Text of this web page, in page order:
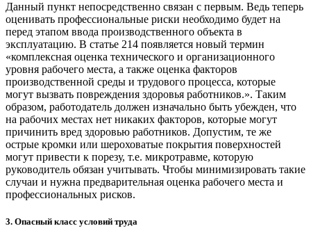
Данный пункт непосредственно связан с первым. Ведь теперь
оценивать профессиональные риски необходимо будет на
перед этапом ввода производственного объекта в
эксплуатацию. В статье 214 появляется новый термин
«комплексная оценка технического и организационного
уровня рабочего места, а также оценка факторов
производственной среды и трудового процесса, которые
могут вызвать повреждения здоровья работников.». Таким
образом, работодатель должен изначально быть убежден, что
на рабочих местах нет никаких факторов, которые могут
причинить вред здоровью работников. Допустим, те же
острые кромки или шероховатые покрытия поверхностей
могут привести к порезу, т.е. микротравме, которую
руководитель обязан учитывать. Чтобы минимизировать такие
случаи и нужна предварительная оценка рабочего места и
профессиональных рисков.
3. Опасный класс условий труда